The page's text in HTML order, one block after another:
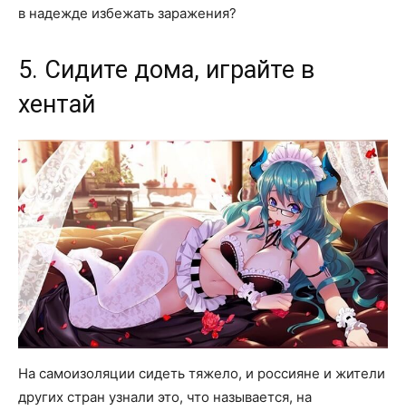
в надежде избежать заражения?
5. Сидите дома, играйте в
хентай
На самоизоляции сидеть тяжело, и россияне и жители
других стран узнали это, что называется, на